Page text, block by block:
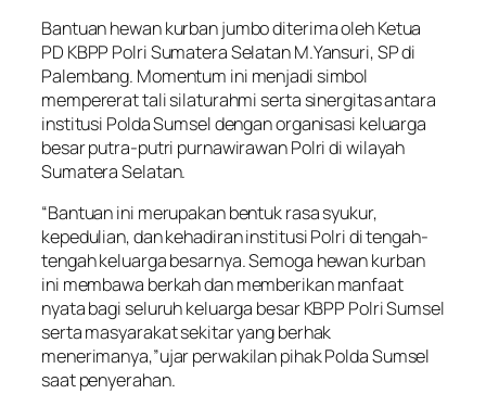
Bantuan hewan kurban jumbo diterima oleh Ketua
PD KBPP Polri Sumatera Selatan M.Yansuri, SP di
Palembang. Momentum ini menjadi simbol
mempererat tali silaturahmi serta sinergitas antara
institusi Polda Sumsel dengan organisasi keluarga
besar putra-putri purnawirawan Polri di wilayah
Sumatera Selatan.
“Bantuan ini merupakan bentuk rasa syukur,
kepedulian, dan kehadiran institusi Polri di tengah-
tengah keluarga besarnya. Semoga hewan kurban
ini membawa berkah dan memberikan manfaat
nyata bagi seluruh keluarga besar KBPP Polri Sumsel
serta masyarakat sekitar yang berhak
menerimanya,”ujar perwakilan pihak Polda Sumsel
saat penyerahan.